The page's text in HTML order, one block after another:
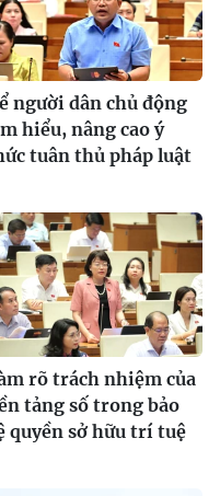
người dân chủ động
hiểu, nâng cao ý
tuân thủ pháp luật
rõ trách nhiệm của
tảng số trong bảo
quyền sở hữu trí tuệ